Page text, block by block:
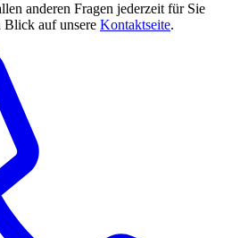
anderen Fragen jederzeit für Sie
Blick auf unsere Kontaktseite.